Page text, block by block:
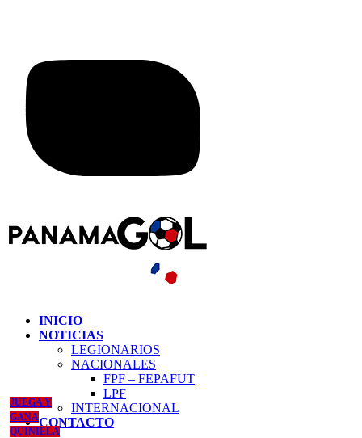
INICIO
NOTICIAS
LEGIONARIOS
NACIONALES
FPF – FEPAFUT
LPF
INTERNACIONAL
CONTACTO
JUEGA Y
GANA
QUINIELA